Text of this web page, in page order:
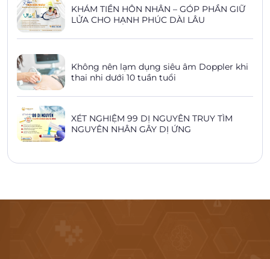
KHÁM TIỀN HÔN NHÂN – GÓP PHẦN GIỮ
LỬA CHO HẠNH PHÚC DÀI LÂU
Không nên lạm dụng siêu âm Doppler khi
thai nhi dưới 10 tuần tuổi
XÉT NGHIỆM 99 DỊ NGUYÊN TRUY TÌM
NGUYÊN NHÂN GÂY DỊ ỨNG